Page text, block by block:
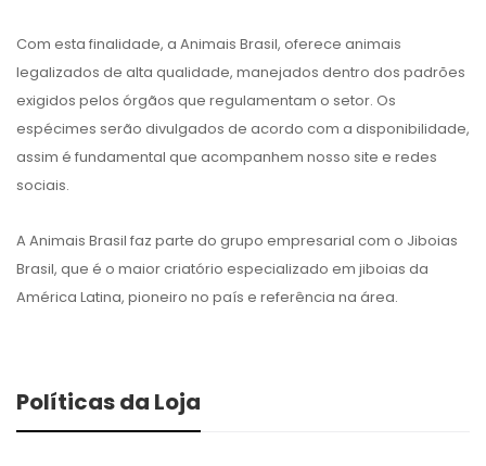
Com esta finalidade, a Animais Brasil, oferece animais
legalizados de alta qualidade, manejados dentro dos padrões
exigidos pelos órgãos que regulamentam o setor. Os
espécimes serão divulgados de acordo com a disponibilidade,
assim é fundamental que acompanhem nosso site e redes
sociais.
A Animais Brasil faz parte do grupo empresarial com o Jiboias
Brasil, que é o maior criatório especializado em jiboias da
América Latina, pioneiro no país e referência na área.
Políticas da Loja